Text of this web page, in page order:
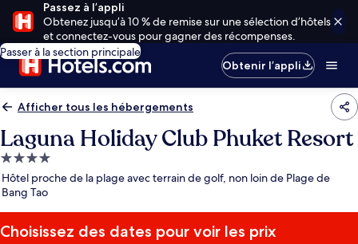
Passez à l’appli
Obtenez jusqu’à 10 % de remise sur une sélection d’hôtels
et connectez-vous pour gagner des récompenses.
Passer à la section principale
Obtenir l’appli
Afficher tous les hébergements
Laguna Holiday Club Phuket Resort
Hébergement
4.0 étoiles
Hôtel proche de la plage avec terrain de golf, non loin de Plage de
Bang Tao
Choisissez des dates pour voir les prix